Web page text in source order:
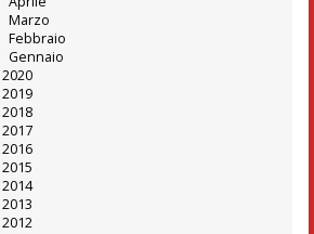
Marzo
Febbraio
Gennaio
2020
2019
2018
2017
2016
2015
2014
2013
2012